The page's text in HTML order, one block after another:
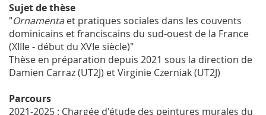
Sujet de thèse
"Ornamentaet pratiques sociales dans les couvents
dominicains et franciscains du sud-ouest de la France
(XIIIe - début du XVIe siècle)"
Thèse en préparation depuis 2021 sous la direction de
Damien Carraz (UT2J) et Virginie Czerniak (UT2J)
Parcours
2021-2025 : Chargée d'étude des peintures murales du